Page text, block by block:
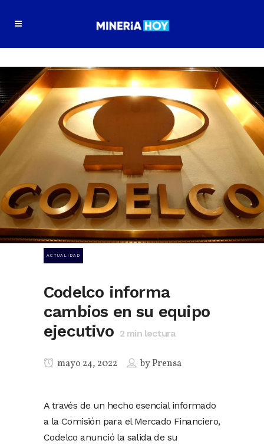
ACTUALIDAD
Codelco informa
cambios en su equipo
ejecutivo 2 min lectura
mayo 24, 2022 byPrensa
A través de un hecho esencial informado
a la Comisión para el Mercado Financiero,
Codelco anunció la salida de su